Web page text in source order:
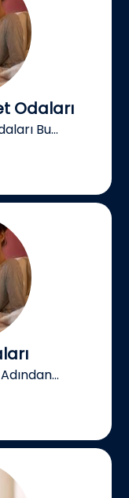
Odaları
Bu...